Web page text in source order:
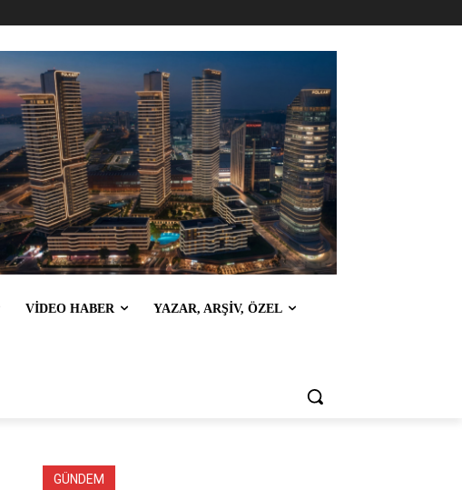
VİDEO HABER YAZAR, ARŞİV, ÖZEL
GÜNDEM